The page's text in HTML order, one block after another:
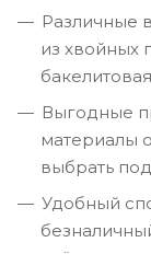
Различные
из хвойных
Выгодные
материалы
выбрать
Удобный